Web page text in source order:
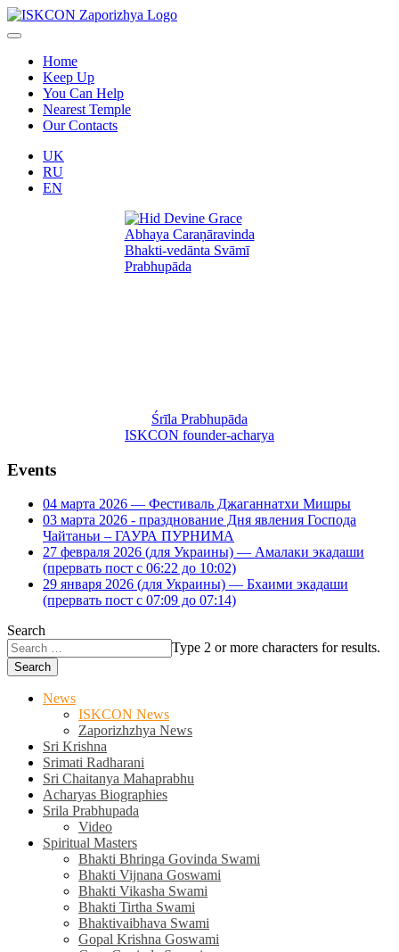
Home
Keep Up
You Can Help
Nearest Temple
Our Contacts
UK
RU
EN
Śrīla Prabhupāda
ISKCON founder-acharya
Events
04 марта 2026 — Фестиваль Джаганнатхи Мишры
03 марта 2026 - празднование Дня явления Господа
Чайтаньи – ГАУРА ПУРНИМА
27 февраля 2026 (для Украины) — Амалаки экадаши
(прервать пост с 06:22 до 10:02)
29 января 2026 (для Украины) — Бхаими экадаши
(прервать пост с 07:09 до 07:14)
Search
Type 2 or more characters for results.
Search
News
ISKCON News
Zaporizhzhya News
Sri Krishna
Srimati Radharani
Sri Chaitanya Mahaprabhu
Acharyas Biographies
Srila Prabhupada
Video
Spiritual Masters
Bhakti Bhringa Govinda Swami
Bhakti Vijnana Goswami
Bhakti Vikasha Swami
Bhakti Tirtha Swami
Bhaktivaibhava Swami
Gopal Krishna Goswami